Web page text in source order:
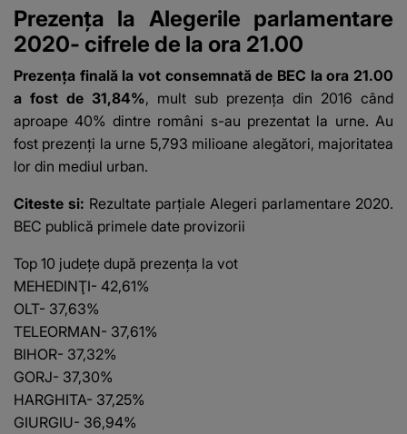
Prezența la Alegerile parlamentare
2020- cifrele de la ora 21.00
Prezența finală la vot consemnată de BEC la ora 21.00
a fost de 31,84%, mult sub prezența din 2016 când
aproape 40% dintre români s-au prezentat la urne. Au
fost prezenți la urne 5,793 milioane alegători, majoritatea
lor din mediul urban.
Citeste si: Rezultate parţiale Alegeri parlamentare 2020.
BEC publică primele date provizorii
Top 10 județe după prezența la vot
MEHEDINŢI- 42,61%
OLT- 37,63%
TELEORMAN- 37,61%
BIHOR- 37,32%
GORJ- 37,30%
HARGHITA- 37,25%
GIURGIU- 36,94%